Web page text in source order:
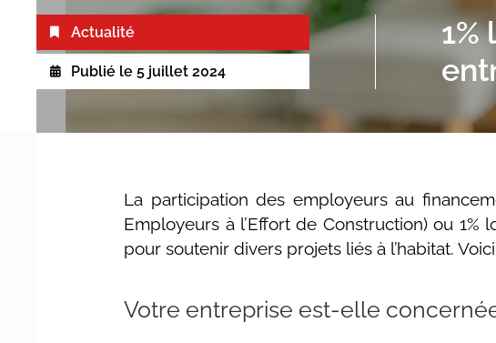
Actualité
Publié le 5 juillet 2024
La participation des employeurs au
Employeurs à l’Effort de Construction) ou
pour soutenir divers projets liés à l’habitat. Voici
Votre entreprise est-elle